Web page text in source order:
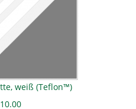
weiß (Teflon™)